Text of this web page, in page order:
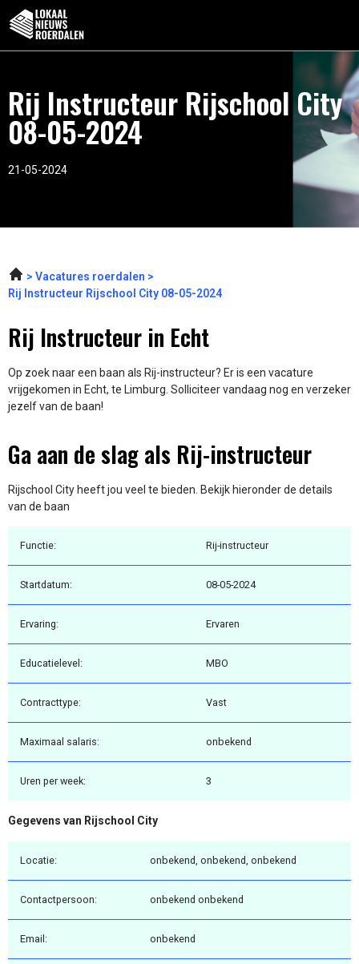
Rij Instructeur Rijschool City
08-05-2024
21-05-2024
Vacatures roerdalen
Rij Instructeur Rijschool City 08-05-2024
Rij Instructeur in Echt
Op zoek naar een baan als Rij-instructeur? Er is een vacature
vrijgekomen in Echt, te Limburg. Solliciteer vandaag nog en verzeker
jezelf van de baan!
Ga aan de slag als Rij-instructeur
Rijschool City heeft jou veel te bieden. Bekijk hieronder de details
van de baan
Functie: Rij-instructeur
Startdatum: 08-05-2024
Ervaring: Ervaren
Educatielevel: MBO
Contracttype: Vast
Maximaal salaris: onbekend
Uren per week: 3
Gegevens van Rijschool City
Locatie: onbekend, onbekend, onbekend
Contactpersoon: onbekend onbekend
Email: onbekend